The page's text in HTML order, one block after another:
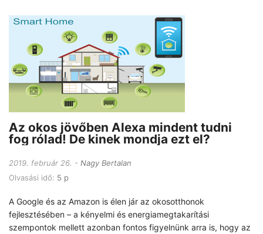
Az okos jövőben Alexa mindent tudni
fog rólad! De kinek mondja ezt el?
2019. február 26.
Nagy Bertalan
Olvasási idő: 5 p
A Google és az Amazon is élen jár az okosotthonok
fejlesztésében – a kényelmi és energiamegtakarítási
szempontok mellett azonban fontos figyelnünk arra is, hogy az